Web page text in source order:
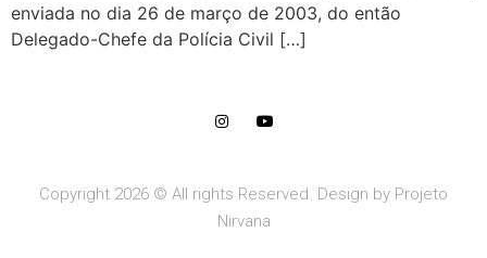
enviada no dia 26 de março de 2003, do então
Delegado-Chefe da Polícia Civil […]
Copyright 2026 © All rights Reserved. Design by Projeto
Nirvana